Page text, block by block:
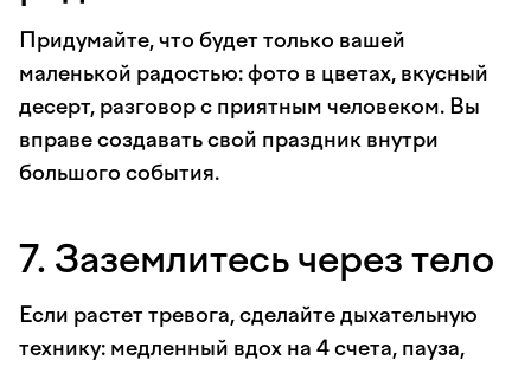
Придумайте, что будет только вашей
маленькой радостью: фото в цветах, вкусный
десерт, разговор с приятным человеком. Вы
вправе создавать свой праздник внутри
большого события.
7. Заземлитесь через тело
Если растет тревога, сделайте дыхательную
технику: медленный вдох на 4 счета, пауза,